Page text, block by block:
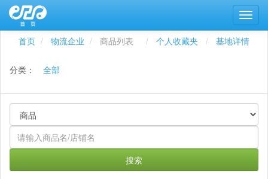
首页 物流企业 商品列表 基地详情
个人收藏夹
分类： 全部
搜索